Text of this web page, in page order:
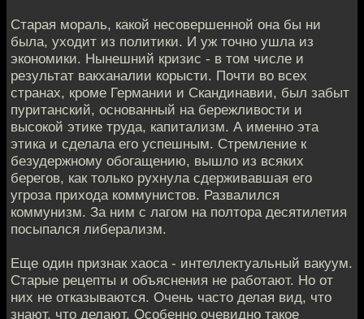
Старая мораль, какой несовершенной она бы ни
была, уходит из политики. И уж точно ушла из
экономики. Нынешний кризис - в том числе и
результат вакханалии корысти. Почти во всех
странах, кроме Германии и Скандинавии, был забыт
пуританский, основанный на бережливости и
высокой этике труда, капитализм. А именно эта
этика и сделала его успешным. Стремление к
безудержному обогащению, вышло из всяких
берегов, как только рухнула сдерживавшая его
угроза прихода коммунистов. Развалился
коммунизм. За ним с лагом на полтора десятилетия
посыпался либерализм.
Еще один признак хаоса - интеллектуальный вакуум.
Старые рецепты и объяснения не работают. Но от
них не отказываются. Очень часто делая вид, что
знают, что делают. Особенно очевидно такое